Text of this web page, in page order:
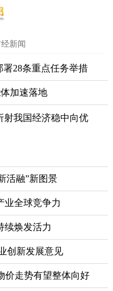
新闻
署28条重点任务举措
加速落地
射我国经济稳中向优
活融”新图景
业全球竞争力
续焕发活力
创新发展意见
价走势有望整体向好